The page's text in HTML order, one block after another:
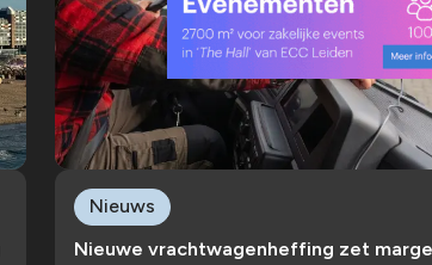
Nieuwe vrachtwagenheffing zet
Nieuws